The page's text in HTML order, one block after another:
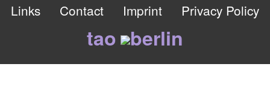
Links
Contact Imprint Privacy Policy
tao berlin